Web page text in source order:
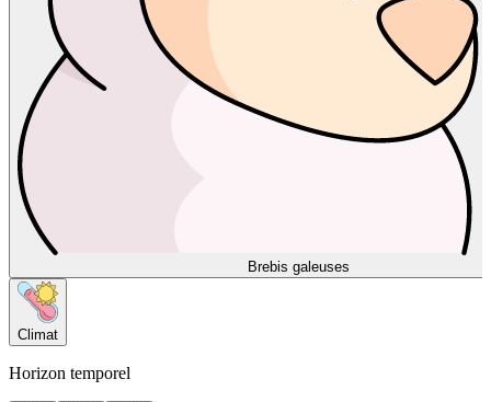
Brebis galeuses
Climat
Horizon temporel